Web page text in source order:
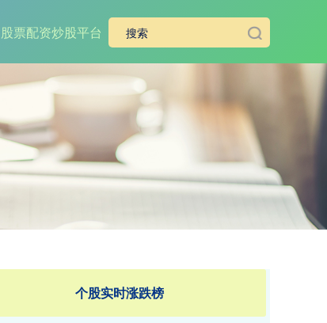
股票配资炒股平台
个股实时涨跌榜